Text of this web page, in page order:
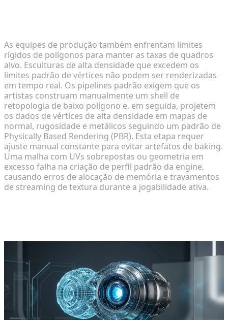
As equipes de produção também enfrentam limites
rígidos de polígonos para manter as taxas de quadros
alvo. Esculturas de alta densidade que excedem os
limites padrão de vértices não podem ser renderizadas
em tempo real. Os pipelines padrão exigem que os
artistas construam manualmente um shell de
retopologia de baixo polígono e, em seguida, projetem
os dados de vértices de alta densidade em mapas de
normal, rugosidade e metálicos seguindo um padrão de
Physically Based Rendering (PBR). Esta etapa requer
ajuste manual constante para evitar artefatos de baking.
Uma malha com UVs sobrepostas ou geometria em
excesso falha na criação de perfil padrão da engine,
causando erros de alocação de memória e travamentos
de streaming de textura durante a jogabilidade ativa.